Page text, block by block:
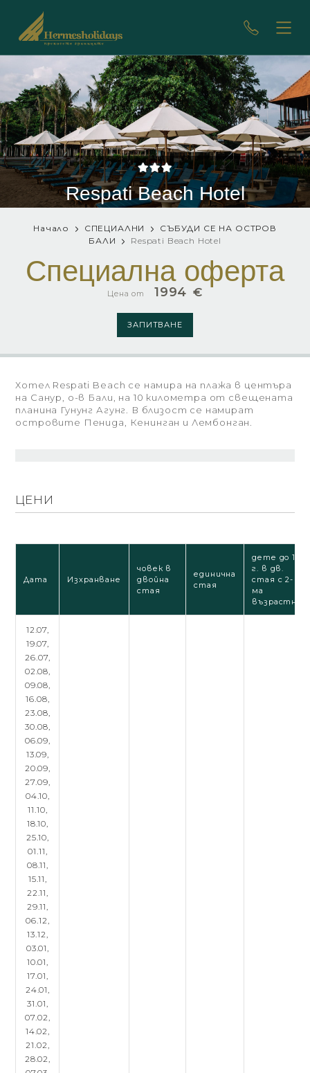
Respati Beach Hotel
Начало СПЕЦИАЛНИ
СЪБУДИ СЕ НА ОСТРОВ
БАЛИ
Respati Beach Hotel
Специална оферта
Цена от 1994 €
ЗАПИТВАНЕ
Хотел Respati Beach се намира на плажа в центъра
на Санур, о-в Бали, на 10 километра от свещената
планина Гунунг Агунг. В близост се намират
островите Пенида, Кенинган и Лембонган.
ЦЕНИ
Дата Изхранване
човек в
двойна
стая
единична
стая
дете до 12
г. в дв.
стая с 2-
ма
възрастни
12.07,
19.07,
26.07,
02.08,
09.08,
16.08,
23.08,
30.08,
06.09,
13.09,
20.09,
27.09,
04.10,
11.10,
18.10,
25.10,
01.11,
08.11,
15.11,
22.11,
29.11,
06.12,
13.12,
03.01,
10.01,
17.01,
24.01,
31.01,
07.02,
14.02,
21.02,
28.02,